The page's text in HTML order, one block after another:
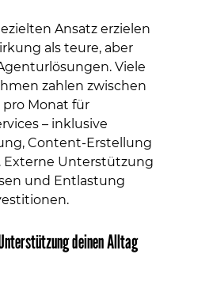
Ansatz erzielen
als teure, aber
Viele
zahlen zwischen
Monat für
– inklusive
Content-Erstellung
Externe Unterstützung
und Entlastung
deinen Alltag